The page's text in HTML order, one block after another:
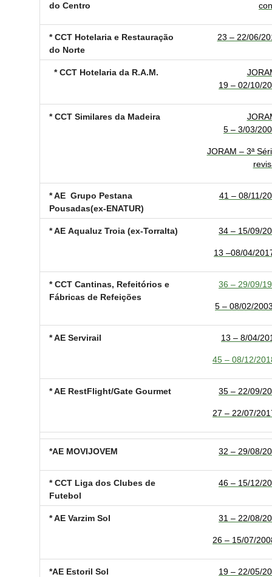
do Centro
* CCT Hotelaria e Restauração
do Norte
23 – 22/06/
* CCT Hotelaria da R.A.M.
19 – 02/10/
* CCT Similares da Madeira
5 – 3/03/
JORAM – 3ª
* AE Grupo Pestana
Pousadas(ex-ENATUR)
41 – 08/11/
* AE Aqualuz Troia (ex-Torralta) 34 – 15/09/
13 –08/04/
* CCT Cantinas, Refeitórios e
Fábricas de Refeições
36 – 29/09/
5 – 08/02/
* AE Servirail 13 – 8/04/
45 – 08/12/
* AE RestFlight/Gate Gourmet 35 – 22/09/
27 – 22/07/
*AE MOVIJOVEM 32 – 29/08/
* CCT Liga dos Clubes de
Futebol
46 – 15/12/
* AE Varzim Sol 31 – 22/08/
26 – 15/07/
*AE Estoril Sol 19 – 22/05/